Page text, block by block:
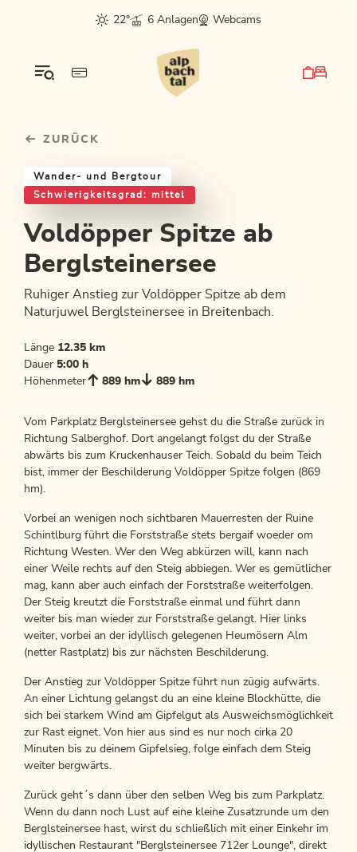
sr.skip-to.main-content
sr.skip-to.table-of-contents
sr.skip-to.main-navigation
22°
6 Anlagen Webcams
ZURÜCK
Wander- und Bergtour
Schwierigkeitsgrad: mittel
Voldöpper Spitze ab
Berglsteinersee
Ruhiger Anstieg zur Voldöpper Spitze ab dem
Naturjuwel Berglsteinersee in Breitenbach.
Länge 12.35 km
Dauer 5:00 h
Höhenmeter
889 hm 889 hm
Vom Parkplatz Berglsteinersee gehst du die Straße zurück in
Richtung Salberghof. Dort angelangt folgst du der Straße
abwärts bis zum Kruckenhauser Teich. Sobald du beim Teich
bist, immer der Beschilderung Voldöpper Spitze folgen (869
hm).
Vorbei an wenigen noch sichtbaren Mauerresten der Ruine
Schintlburg führt die Forststraße stets bergaif woeder om
Richtung Westen. Wer den Weg abkürzen will, kann nach
einer Weile rechts auf den Steig abbiegen. Wer es gemütlicher
mag, kann aber auch einfach der Forststraße weiterfolgen.
Der Steig kreutzt die Forststraße einmal und führt dann
weiter bis man wieder zur Forststraße gelangt. Hier links
weiter, vorbei an der idyllisch gelegenen Heumösern Alm
(netter Rastplatz) bis zur nächsten Beschilderung.
Der Anstieg zur Voldöpper Spitze führt nun zügig aufwärts.
An einer Lichtung gelangst du an eine kleine Blockhütte, die
sich bei starkem Wind am Gipfelgut als Ausweichsmöglichkeit
zur Rast eignet. Von hier aus sind es nur noch cirka 20
Minuten bis zu deinem Gipfelsieg, folge einfach dem Steig
weiter bergwärts.
Zurück geht´s dann über den selben Weg bis zum Parkplatz.
Wenn du dann noch Lust auf eine kleine Zusatzrunde um den
Berglsteinersee hast, wirst du schließlich mit einer Einkehr im
idyllischen Restaurant "Berglsteinersee 712er Lounge", direkt